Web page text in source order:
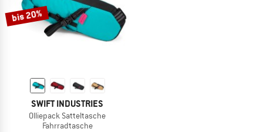
bis 20%
SWIFT INDUSTRIES
Olliepack Satteltasche
Fahrradtasche